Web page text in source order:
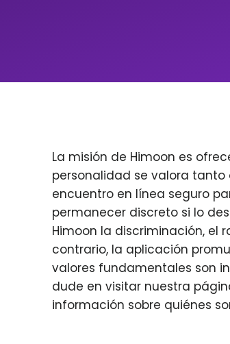
La misión de Himoon es
personalidad se valora
encuentro en línea seguro
permanecer discreto si lo
Himoon la discriminación, el
contrario, la aplicación
valores fundamentales son
dude en visitar nuestra
información sobre quiénes